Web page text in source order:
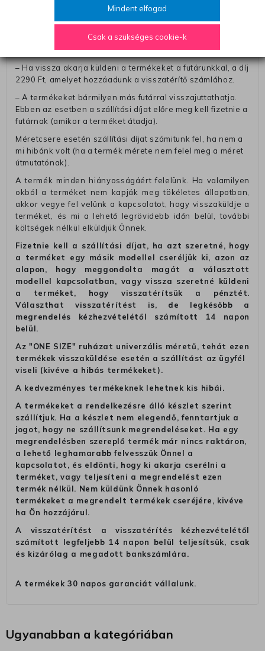
azonosítása érdekében tegyen egy megjegyzést, amelyre
felírja telefonszámát/rendelési számát. Az eljárás
egyszerűsítése érdekében kérjük, hogy erre a jegyre írja
rá a számla IBAN-számát és a számlatulajdonos nevét.
– Ha vissza akarja küldeni a termékeket a futárunkkal, a díj
2290 Ft, amelyet hozzáadunk a visszatérítő számlához.
– A termékeket bármilyen más futárral visszajuttathatja.
Ebben az esetben a szállítási díjat előre meg kell fizetnie a
futárnak (amikor a terméket átadja).
Méretcsere esetén szállítási díjat számitunk fel, ha nem a
mi hibánk volt (ha a termék mérete nem felel meg a méret
útmutatónak).
A termék minden hiányosságáért felelünk. Ha valamilyen
okból a terméket nem kapják meg tökéletes állapotban,
akkor vegye fel velünk a kapcsolatot, hogy visszaküldje a
terméket, és mi a lehető legrövidebb időn belül, további
költségek nélkül elküldjük Önnek.
Fizetnie kell a szállítási díjat, ha azt szeretné, hogy
a terméket egy másik modellel cseréljük ki, azon az
alapon, hogy meggondolta magát a választott
modellel kapcsolatban, vagy vissza szeretné küldeni
a terméket, hogy visszatérítsük a pénztét.
Választhat visszatérítést is, de legkésőbb a
megrendelés kézhezvételétől számított 14 napon
belül.
Az "ONE SIZE" ruházat univerzális méretű, tehát ezen
termékek visszaküldése esetén a szállítást az ügyfél
viseli (kivéve a hibás termékeket).
A kedvezményes termékeknek lehetnek kis hibái.
A termékeket a rendelkezésre álló készlet szerint
szállítjuk. Ha a készlet nem elegendő, fenntartjuk a
jogot, hogy ne szállítsunk megrendeléseket. Ha egy
megrendelésben szereplő termék már nincs raktáron,
a lehető leghamarabb felvesszük Önnel a
kapcsolatot, és eldönti, hogy ki akarja cserélni a
terméket, vagy teljesíteni a megrendelést ezen
termék nélkül. Nem küldünk Önnek hasonló
termékeket a megrendelt termékek cseréjére, kivéve
ha Ön hozzájárul.
A visszatérítést a visszatérítés kézhezvételétől
számított legfeljebb 14 napon belül teljesítsük, csak
és kizárólag a megadott bankszámlára.
A termékek 30 napos garanciát vállalunk.
Ugyanabban a kategóriában
Mindent elfogad
Csak a szükséges cookie-k